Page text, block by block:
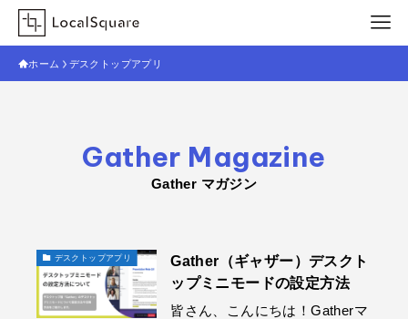
ホーム デスクトップアプリ
Gather Magazine
Gather マガジン
デスクトップアプリ
Gather（ギャザー）デスクト
ップミニモードの設定方法
皆さん、こんにちは！Gatherマ